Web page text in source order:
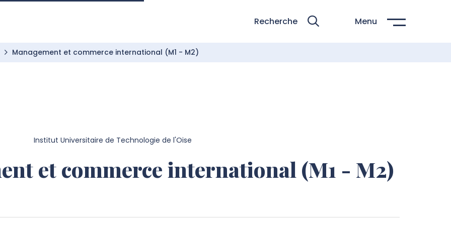
Recherche Menu
Management et commerce international (M1 - M2)
Institut Universitaire de Technologie de l'Oise
et commerce international (M1 - M2)